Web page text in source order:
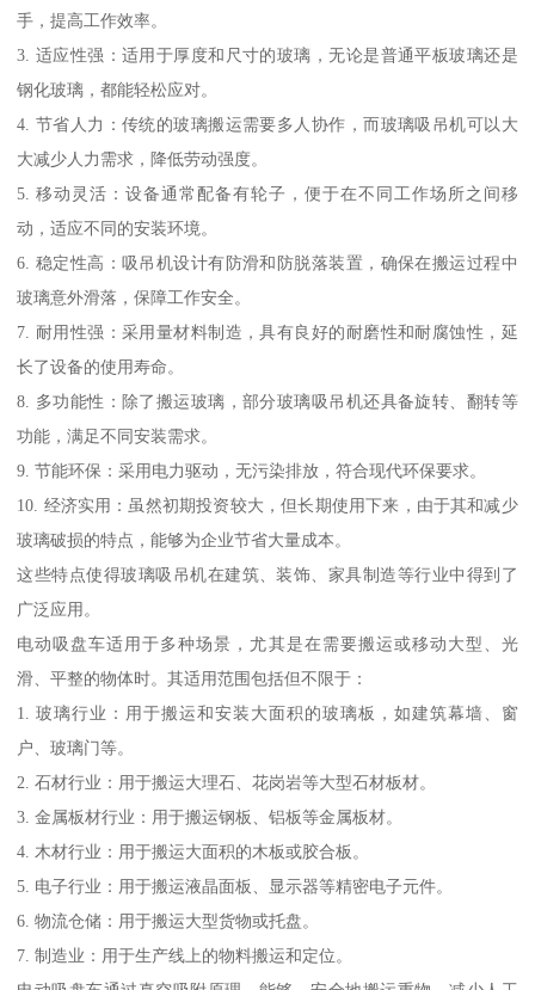
手，提高工作效率。
3. 适应性强：适用于厚度和尺寸的玻璃，无论是普通平板玻璃还是
钢化玻璃，都能轻松应对。
4. 节省人力：传统的玻璃搬运需要多人协作，而玻璃吸吊机可以大
大减少人力需求，降低劳动强度。
5. 移动灵活：设备通常配备有轮子，便于在不同工作场所之间移
动，适应不同的安装环境。
6. 稳定性高：吸吊机设计有防滑和防脱落装置，确保在搬运过程中
玻璃意外滑落，保障工作安全。
7. 耐用性强：采用量材料制造，具有良好的耐磨性和耐腐蚀性，延
长了设备的使用寿命。
8. 多功能性：除了搬运玻璃，部分玻璃吸吊机还具备旋转、翻转等
功能，满足不同安装需求。
9. 节能环保：采用电力驱动，无污染排放，符合现代环保要求。
10. 经济实用：虽然初期投资较大，但长期使用下来，由于其和减少
玻璃破损的特点，能够为企业节省大量成本。
这些特点使得玻璃吸吊机在建筑、装饰、家具制造等行业中得到了
广泛应用。
电动吸盘车适用于多种场景，尤其是在需要搬运或移动大型、光
滑、平整的物体时。其适用范围包括但不限于：
1. 玻璃行业：用于搬运和安装大面积的玻璃板，如建筑幕墙、窗
户、玻璃门等。
2. 石材行业：用于搬运大理石、花岗岩等大型石材板材。
3. 金属板材行业：用于搬运钢板、铝板等金属板材。
4. 木材行业：用于搬运大面积的木板或胶合板。
5. 电子行业：用于搬运液晶面板、显示器等精密电子元件。
6. 物流仓储：用于搬运大型货物或托盘。
7. 制造业：用于生产线上的物料搬运和定位。